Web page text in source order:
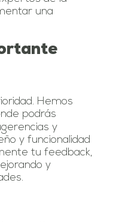
una
Hemos
podrás
y
y funcionalidad
tu feedback,
y